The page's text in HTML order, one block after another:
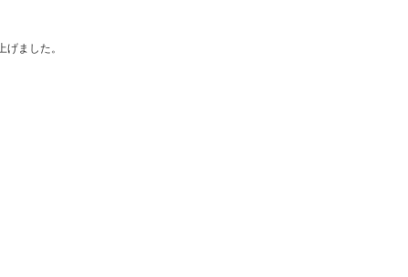
ました。